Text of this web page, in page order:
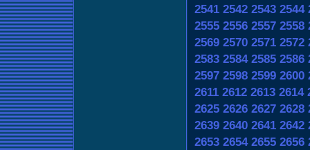
2541 2542 2543 2544
2555 2556 2557 2558
2569 2570 2571 2572
2583 2584 2585 2586
2597 2598 2599 2600
2611 2612 2613 2614
2625 2626 2627 2628
2639 2640 2641 2642
2653 2654 2655 2656